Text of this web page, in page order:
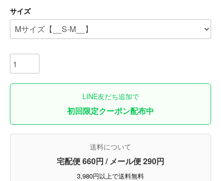
サイズ
LINE友だち追加で
初回限定クーポン配布中
送料について
宅配便 660円 / メール便 290円
3,980円以上で送料無料